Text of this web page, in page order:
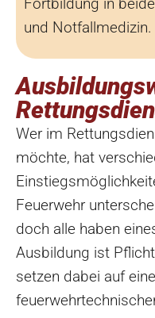
und Notfallmedizin.
Wer im
möchte, hat
Feuerwehr
doch alle haben
Ausbildung ist
setzen dabei auf